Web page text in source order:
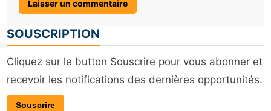
SOUSCRIPTION
Cliquez sur le button Souscrire pour vous abonner et
recevoir les notifications des dernières opportunités.
Souscrire